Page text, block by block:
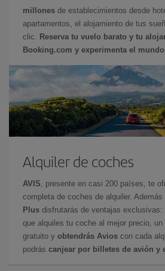
millones de establecimientos desde
apartamentos, el alojamiento de tus
clic.
Reserva tu vuelo barato y tu
Booking.com y experimenta el
Alquiler de coches
AVIS , presente en casi 200 países, te
completa de coches de alquiler. Además
Plus disfrutarás de ventajas exclusivas:
que alquiles tu coche al mejor precio, un
gratuito y obtendrás Avios con cada
podrás canjear por billetes de avión y